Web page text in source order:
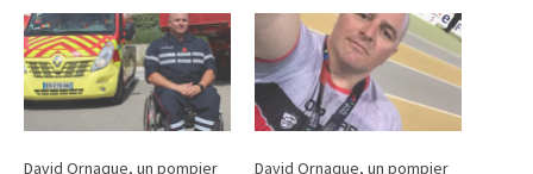
David Ornaque, un pompier
David Ornaque, un pompier